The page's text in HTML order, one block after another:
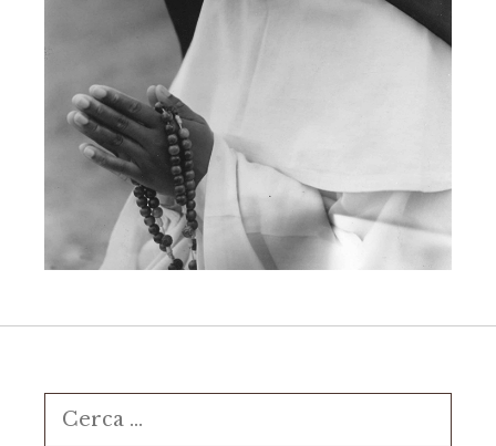
Ricerca
per: